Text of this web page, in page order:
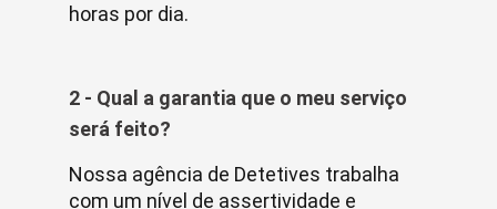
horas por dia.
2 - Qual a garantia que o meu serviço
será feito?
Nossa agência de Detetives trabalha
com um nível de assertividade e